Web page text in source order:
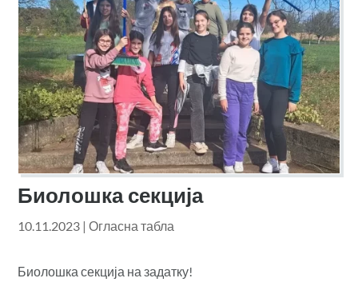
Биолошка секција
10.11.2023 |Огласна табла
Биолошка секција на задатку!